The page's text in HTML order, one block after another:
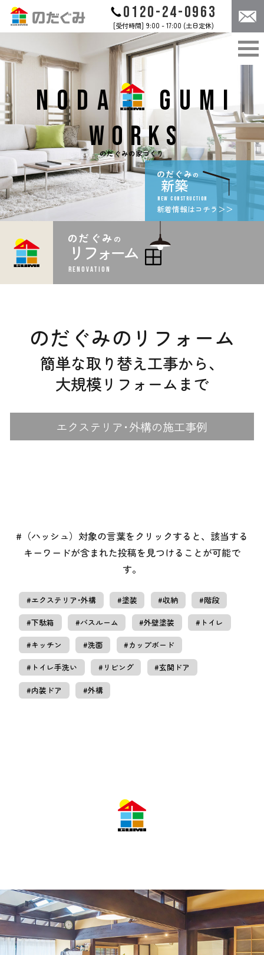
0120-24-0963
[受付時間] 9:00 - 17:00 (土日定休)
のだぐみについて
CONCEPT
のだぐみのこだわり
WORKS
CONTACT
お問合せ
NEWS
お知らせ
お問合せは
NODA GUMI
WORKS
のだぐみの家づくり
のだぐみの
新築
NEW CONSTRUCTION
新着情報はコチラ＞＞
のだぐみ の
リフォーム
RENOVATION
のだぐみのリフォーム
簡単な取り替え工事から、
大規模リフォームまで
エクステリア･外構の施工事例
#（ハッシュ）対象の言葉をクリックすると、該当する
キーワードが含まれた投稿を見つけることが可能で
す。
#エクステリア･外構 #塗装 #収納 #階段
#下駄箱 #バスルーム #外壁塗装 #トイレ
#キッチン #洗面 #カップボード
#トイレ手洗い #リビング #玄関ドア
#内装ドア #外構